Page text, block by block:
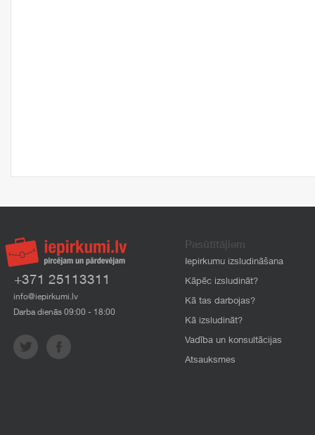
+371 25113311
info@iepirkumi.lv
Darba dienās 09:00 - 18:00
Pasūtītājiem
Iepirkumu izsludināšana
Kāpēc izsludināt?
Kā tas darbojas?
Kā izsludināt?
Vadība un konsultācijas
Atsauksmes